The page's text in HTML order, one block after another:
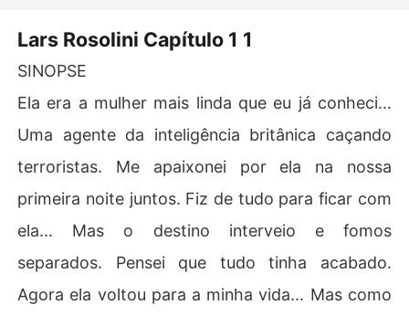
Lars Rosolini Capítulo 1 1
SINOPSE
Ela era a mulher mais linda que eu já conheci...
Uma agente da inteligência britânica caçando
terroristas. Me apaixonei por ela na nossa
primeira noite juntos. Fiz de tudo para ficar com
ela... Mas o destino interveio e fomos
separados. Pensei que tudo tinha acabado.
Agora ela voltou para a minha vida... Mas como